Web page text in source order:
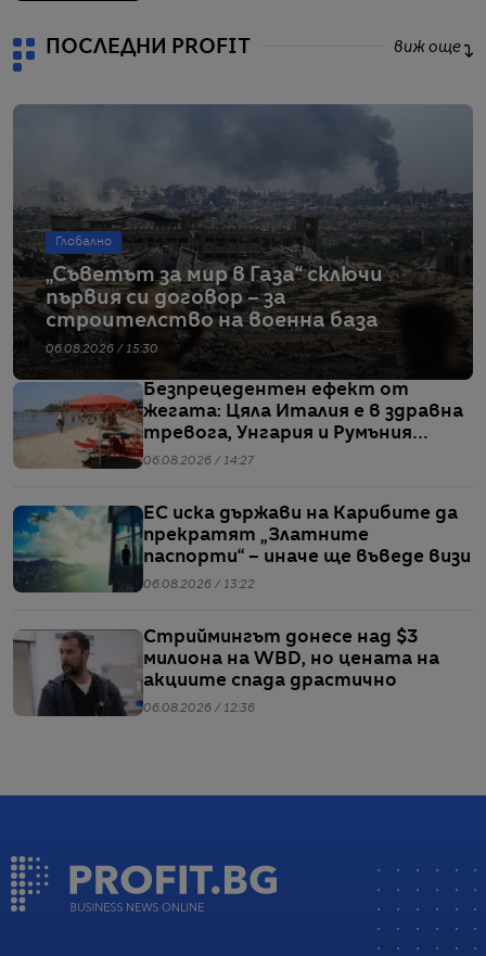
ПОСЛЕДНИ PROFIT виж още
Глобално
„Съветът за мир в Газа“ сключи
първия си договор – за
строителство на военна база
06.08.2026 / 15:30
Безпрецедентен ефект от
жегата: Цяла Италия е в здравна
тревога, Унгария и Румъния
пестят електричество
06.08.2026 / 14:27
ЕС иска държави на Карибите да
прекратят „Златните
паспорти“ – иначе ще въведе визи
06.08.2026 / 13:22
Стриймингът донесе над $3
милиона на WBD, но цената на
акциите спада драстично
06.08.2026 / 12:36